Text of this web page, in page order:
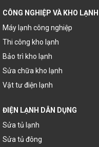
CÔNG NGHIỆP VÀ KHO LẠNH
Máy lạnh công nghiệp
Thi công kho lạnh
Bảo trì kho lạnh
Sửa chữa kho lạnh
Vật tư điện lạnh
ĐIỆN LẠNH DÂN DỤNG
Sửa tủ lạnh
Sửa tủ đông